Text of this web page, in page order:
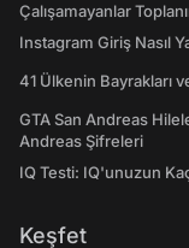
Çalışamayanlar
Instagram Giriş Nasıl
41 Ülkenin Bayrakları
GTA San Andreas
Andreas Şifreleri
IQ Testi: IQ'unuzun
Keşfet